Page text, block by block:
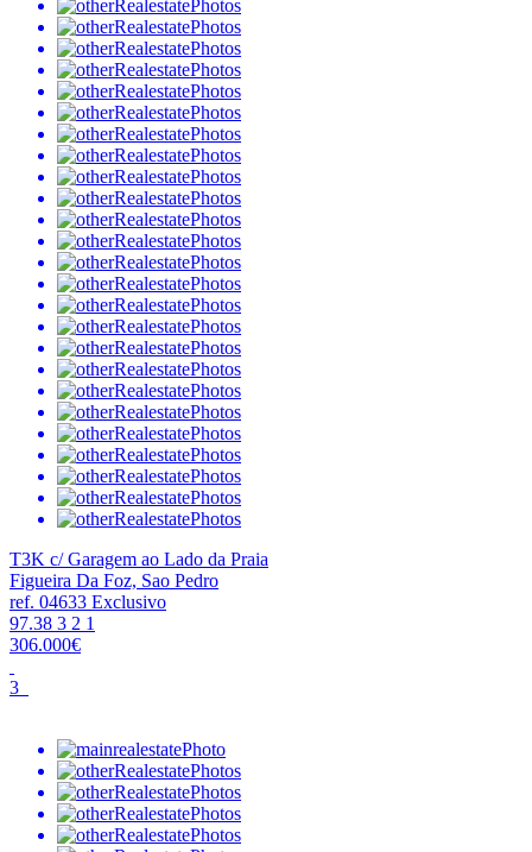
T3K c/ Garagem ao Lado da Praia
Figueira Da Foz, Sao Pedro
ref. 04633 Exclusivo
97.38 3 2 1
306.000€
3